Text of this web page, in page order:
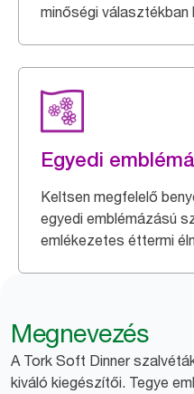
minőségi választékban
Egyedi
Keltsen megfelelő
egyedi emblémázású
emlékezetes éttermi
Megnevezés
A Tork Soft Dinner
kiváló kiegészítői. Tegye